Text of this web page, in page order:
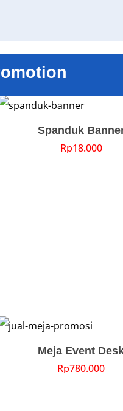
Spanduk
Rp18.000
Meja Event
Rp780.000